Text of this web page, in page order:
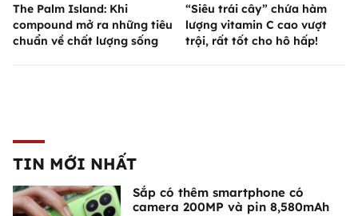
The Palm Island: Khi
compound mở ra những tiêu
chuẩn về chất lượng sống
“Siêu trái cây” chứa hàm
lượng vitamin C cao vượt
trội, rất tốt cho hô hấp!
TIN MỚI NHẤT
Sắp có thêm smartphone có
camera 200MP và pin 8,580mAh